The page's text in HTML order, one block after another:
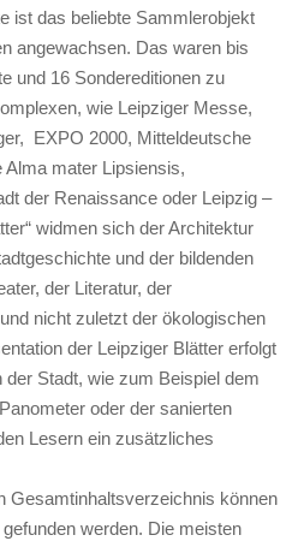
ist das beliebte Sammlerobjekt
angewachsen. Das waren bis
und 16 Sondereditionen zu
wie Leipziger Messe,
EXPO 2000, Mitteldeutsche
Alma mater Lipsiensis,
der Renaissance oder Leipzig –
widmen sich der Architektur
und der bildenden
der Literatur, der
nicht zuletzt der ökologischen
der Leipziger Blätter erfolgt
Stadt, wie zum Beispiel dem
oder der sanierten
Lesern ein zusätzliches
Gesamtinhaltsverzeichnis können
werden. Die meisten